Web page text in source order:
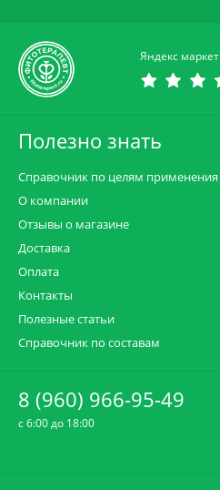
Яндекс маркет
Полезно знать
Справочник по целям применения
О компании
Отзывы о магазине
Доставка
Оплата
Контакты
Полезные статьи
Справочник по составам
8 (960) 966-95-49
c 6:00 до 18:00